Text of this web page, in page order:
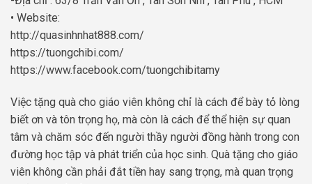
• Website:
http://quasinhnhat888.com/
https://tuongchibi.com/
https://www.facebook.com/tuongchibitamy
Việc tặng quà cho giáo viên không chỉ là cách để bày tỏ lòng
biết ơn và tôn trọng họ, mà còn là cách để thể hiện sự quan
tâm và chăm sóc đến người thầy người đồng hành trong con
đường học tập và phát triển của học sinh. Quà tặng cho giáo
viên không cần phải đắt tiền hay sang trọng, mà quan trọng